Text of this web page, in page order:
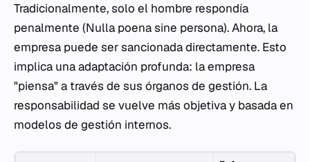
Tradicionalmente, solo el hombre respondía
penalmente (Nulla poena sine persona). Ahora, la
empresa puede ser sancionada directamente. Esto
implica una adaptación profunda: la empresa
"piensa" a través de sus órganos de gestión. La
responsabilidad se vuelve más objetiva y basada en
modelos de gestión internos.